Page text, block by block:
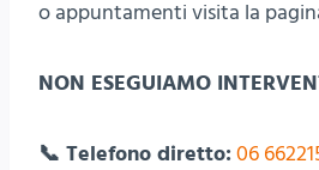
o appuntamenti visita la
NON ESEGUIAMO
📞 Telefono diretto: 06